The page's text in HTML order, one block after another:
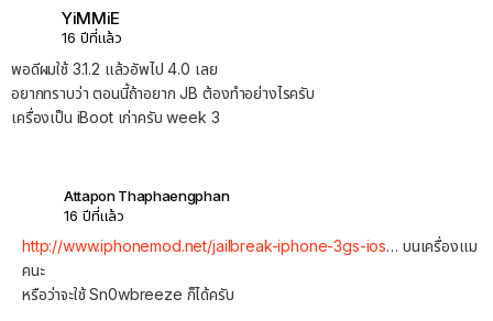
YiMMiE
16 ปีที่แล้ว
พอดีผมใช้ 3.1.2 แล้วอัพไป 4.0 เลย
อยากทราบว่า ตอนนี้ถ้าอยาก JB ต้องทำอย่างไรครับ
เครื่องเป็น iBoot เก่าครับ week 3
Attapon Thaphaengphan
16 ปีที่แล้ว
http://www.iphonemod.net/jailbreak-iphone-3gs-ios… บนเครื่องแม
คนะ
หรือว่าจะใช้ Sn0wbreeze ก็ได้ครับ